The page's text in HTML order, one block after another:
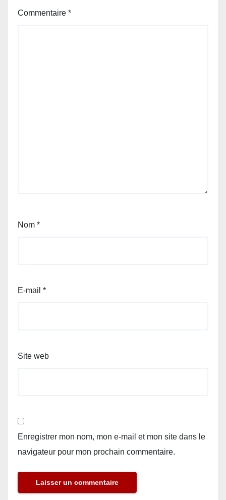
Commentaire *
Nom *
E-mail *
Site web
Enregistrer mon nom, mon e-mail et mon site dans le
navigateur pour mon prochain commentaire.